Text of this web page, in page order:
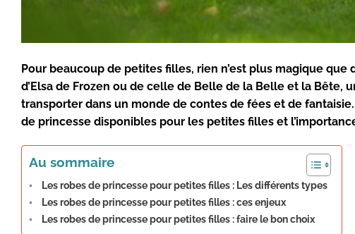
Pour beaucoup de petites filles, rien n’est plus magique que
d’Elsa de Frozen ou de celle de Belle de la Belle et la
transporter dans un monde de contes de fées et de
de princesse disponibles pour les petites filles et
Au sommaire
Les robes de princesse pour petites filles : Les différents types
Les robes de princesse pour petites filles : ces enjeux
Les robes de princesse pour petites filles : faire le bon choix